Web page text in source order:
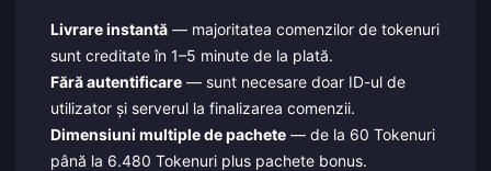
Livrare instantă— majoritatea comenzilor de tokenuri
sunt creditate în 1–5 minute de la plată.
Fără autentificare— sunt necesare doar ID-ul de
utilizator și serverul la finalizarea comenzii.
Dimensiuni multiple de pachete— de la 60 Tokenuri
până la 6.480 Tokenuri plus pachete bonus.